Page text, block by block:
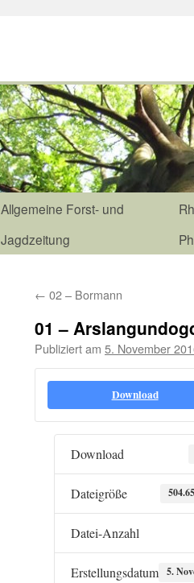
Allgemeine Forst- und
Jagdzeitung
← 02 – Bormann
01 –
Publiziert am 5. November
Download
Download
Dateigröße
Datei-Anzahl
Erstellungsdatum 5.